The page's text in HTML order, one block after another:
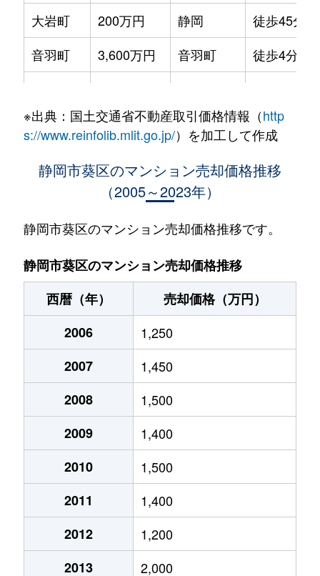
大岩町
200万円 静岡
徒歩45分
音羽町
3,600万円 音羽町
徒歩4分
春日
1,700万円 春日町
徒歩3分
1,600万円 春日町
上足洗
1,700万円 静岡
徒歩45分
唐瀬
2,400万円 静岡
唐瀬
1,400万円 静岡
徒歩1時間
450万円
1,500万円
川辺町
710万円
川辺町
920万円
川辺町
700万円
北安東
2,100万円
2,100万円
呉服町
5,600万円
※出典：国土交通省不動産取引価格情報（http
s://www.reinfolib.mlit.go.jp/）を加工して作成
静岡市葵区のマンション売却価格推移
（2005～2023年）
静岡市葵区のマンション売却価格推移です。
静岡市葵区のマンション売却価格推移
西暦（年）
売却価格（万円）
2006
1,250
2007
1,450
2008
1,500
2009
1,400
2010
1,500
2011
1,400
2012
1,200
2013
2,000